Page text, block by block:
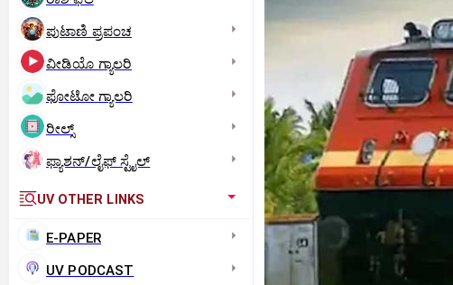
ಪುಟಾಣಿ ಪ್ರಪಂಚ
ವೀಡಿಯೊ ಗ್ಯಾಲರಿ
ಫೋಟೋ ಗ್ಯಾಲರಿ
ರೀಲ್ಸ್
ಫ್ಯಾಶನ್/ಲೈಫ್‌ ಸ್ಟೈಲ್
UV OTHER LINKS
E-PAPER
UV PODCAST